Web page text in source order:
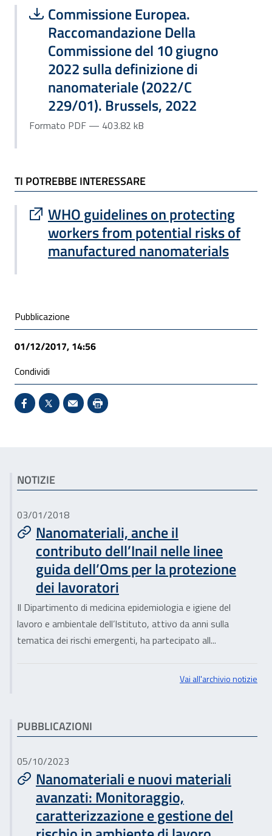
Scarica file:
Commissione Europea.
Raccomandazione Della
Commissione del 10 giugno
2022 sulla definizione di
nanomateriale (2022/C
229/01). Brussels, 2022
Formato PDF — Dimensione 403.82 kB
Formato PDF — 403.82 kB
TI POTREBBE INTERESSARE
WHO guidelines on protecting
workers from potential risks of
manufactured nanomaterials
Sito esterno : apre una nuova finestra
Condivisione social
Pubblicazione
01/12/2017, 14:56
Condividi
Condividi su Facebook - Sito esterno - Apertura in
X - Sito esterno - Apertura in nuova finestra
Invio Mail: apre il programma di posta
Stampa pagina: scelta meno
Articoli correlati
NOTIZIE
03/01/2018
Nanomateriali, anche il
contributo dell’Inail nelle linee
guida dell’Oms per la protezione
dei lavoratori
Il Dipartimento di medicina epidemiologia e igiene del
lavoro e ambientale dell’Istituto, attivo da anni sulla
tematica dei rischi emergenti, ha partecipato all...
Vai all'archivio notizie
PUBBLICAZIONI
05/10/2023
Nanomateriali e nuovi materiali
avanzati: Monitoraggio,
caratterizzazione e gestione del